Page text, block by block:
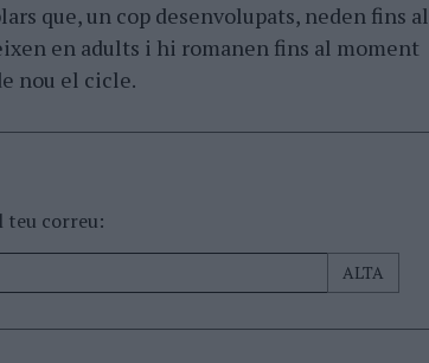
que, un cop desenvolupats, neden fins al
en adults i hi romanen fins al moment
nou el cicle.
teu correu: